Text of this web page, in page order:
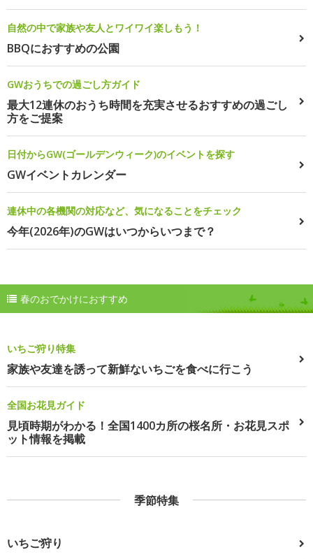
自然の中で家族や友人とワイワイ楽しもう！
BBQにおすすめの公園
GWおうちでの過ごし方ガイド
最大12連休のおうち時間を充実させるおすすめの過ごし
方をご提案
日付からGW(ゴールデンウィーク)のイベントを探す
GWイベントカレンダー
連休中の各機関の対応など、気になることをチェック
今年(2026年)のGWはいつからいつまで？
春のおでかけにおすすめ
いちご狩り特集
家族や友達を誘って新鮮ないちごを食べに行こう
全国お花見ガイド
見頃時期がわかる！全国1400カ所の桜名所・お花見スポ
ット情報を掲載
季節特集
いちご狩り